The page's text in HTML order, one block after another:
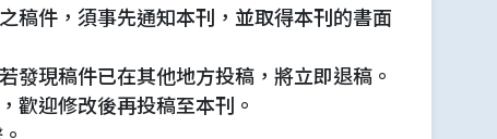
稿件，須事先通知本刊，並取得本刊的書面
發現稿件已在其他地方投稿，將立即退稿。
歡迎修改後再投稿至本刊。